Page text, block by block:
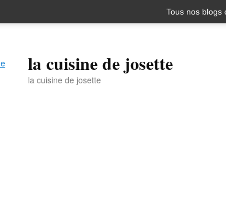
Tous nos blogs
la cuisine de josette
la cuisine de josette